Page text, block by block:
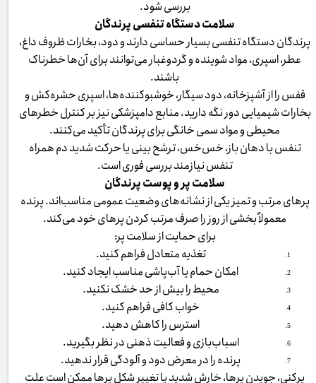
بررسی شود.
سلامت دستگاه تنفسی پرندگان
پرندگان دستگاه تنفسی بسیار حساسی دارند و دود، بخارات ظروف داغ،
عطر، اسپری، مواد شوینده و گردوغبار می‌توانند برای آن‌ها خطرناک
باشند.
قفس را از آشپزخانه، دود سیگار، خوشبوکننده‌ها، اسپری حشره‌کش و
بخارات شیمیایی دور نگه دارید. منابع دامپزشکی نیز بر کنترل خطرهای
محیطی و مواد سمی خانگی برای پرندگان تأکید می‌کنند.
تنفس با دهان باز، خس‌خس، ترشح بینی یا حرکت شدید دم همراه
تنفس نیازمند بررسی فوری است.
سلامت پر و پوست پرندگان
پرهای مرتب و تمیز یکی از نشانه‌های وضعیت عمومی مناسب‌اند. پرنده
معمولاً بخشی از روز را صرف مرتب کردن پرهای خود می‌کند.
برای حمایت از سلامت پر:
تغذیه متعادل فراهم کنید.
امکان حمام یا آب‌پاشی مناسب ایجاد کنید.
محیط را بیش از حد خشک نکنید.
خواب کافی فراهم کنید.
استرس را کاهش دهید.
اسباب‌بازی و فعالیت ذهنی در نظر بگیرید.
پرنده را در معرض دود و آلودگی قرار ندهید.
پرکنی، جویدن پرها، خارش شدید یا تغییر شکل پرها ممکن است علت